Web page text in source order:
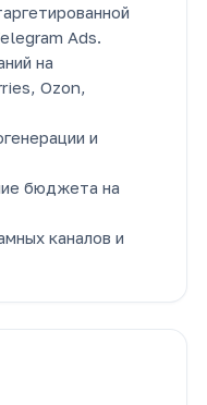
Ads.
на
Ozon,
и
бюджета на
каналов и